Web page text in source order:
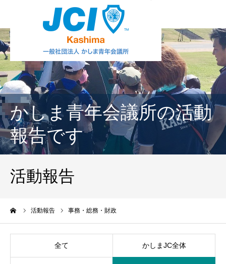
かしま青年会議所の活動
報告です
活動報告
活動報告 事務・総務・財政
全て かしまJC全体